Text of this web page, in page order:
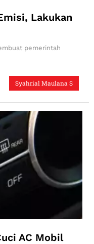
Lakukan
Syahrial Maulana S
pemerintah
AC Mobil